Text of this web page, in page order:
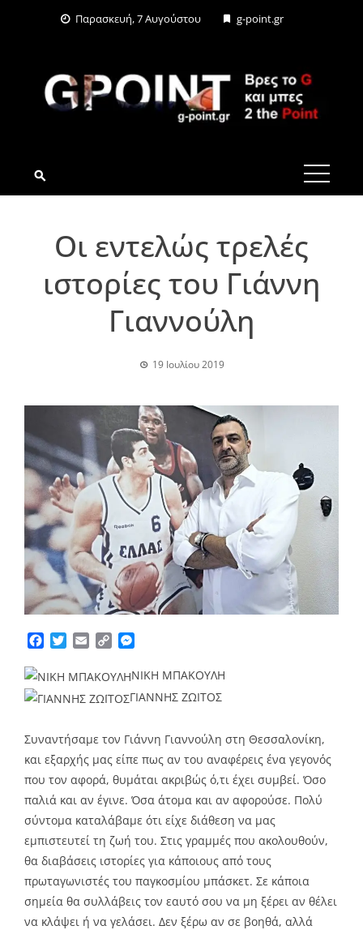
Παρασκευή, 7 Αυγούστου g-point.gr
G-POINT.GR
Οι εντελώς τρελές
ιστορίες του Γιάννη
Γιαννούλη
19 Ιουλίου 2019
Facebook
TwitterEmailCopy
ΝΙΚΗ ΜΠΑΚΟΥΛΗ
ΓΙΑΝΝΗΣ ΖΩΙΤΟΣ
Συναντήσαμε τον Γιάννη Γιαννούλη στη Θεσσαλονίκη,
και εξαρχής μας είπε πως αν του αναφέρεις ένα γεγονός
που τον αφορά, θυμάται ακριβώς ό,τι έχει συμβεί. Όσο
παλιά και αν έγινε. Όσα άτομα και αν αφορούσε. Πολύ
σύντομα καταλάβαμε ότι είχε διάθεση να μας
εμπιστευτεί τη ζωή του. Στις γραμμές που ακολουθούν,
θα διαβάσεις ιστορίες για κάποιους από τους
πρωταγωνιστές του παγκοσμίου μπάσκετ. Σε κάποια
σημεία θα συλλάβεις τον εαυτό σου να μη ξέρει αν θέλει
να κλάψει ή να γελάσει. Δεν ξέρω αν σε βοηθά, αλλά